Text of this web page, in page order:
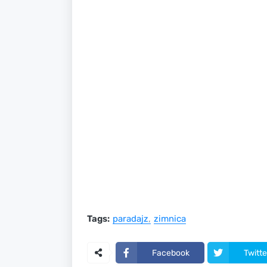
Tags: paradajz zimnica
Facebook